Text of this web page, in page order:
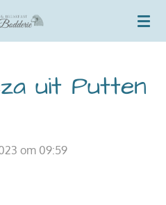
uit Putten
om 09:59